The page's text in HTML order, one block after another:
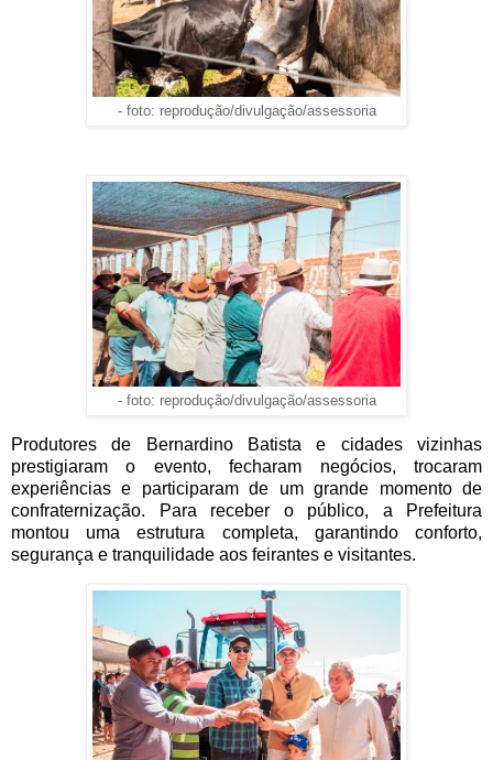
- foto: reprodução/divulgação/assessoria
- foto: reprodução/divulgação/assessoria
Produtores de Bernardino Batista e cidades vizinhas
prestigiaram o evento, fecharam negócios, trocaram
experiências e participaram de um grande momento de
confraternização. Para receber o público, a Prefeitura
montou uma estrutura completa, garantindo conforto,
segurança e tranquilidade aos feirantes e visitantes.